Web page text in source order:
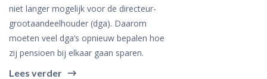
niet langer mogelijk voor de directeur-
grootaandeelhouder (dga). Daarom
moeten veel dga’s opnieuw bepalen hoe
zij pensioen bij elkaar gaan sparen.
Lees verder